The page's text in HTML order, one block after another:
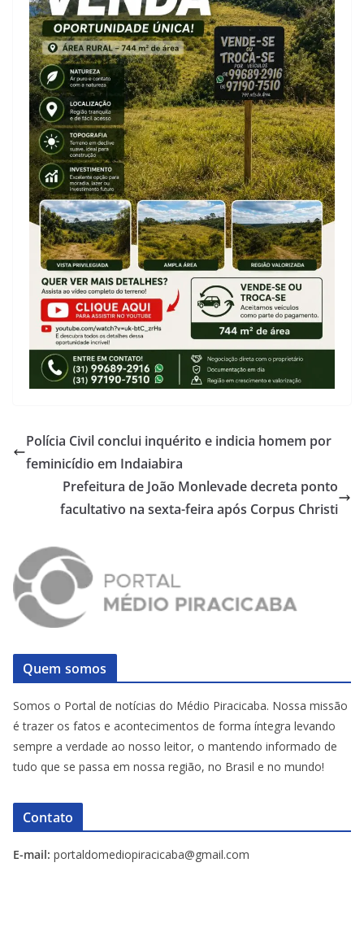
Polícia Civil conclui inquérito e indicia homem por
feminicídio em Indaiabira
Prefeitura de João Monlevade decreta ponto
facultativo na sexta-feira após Corpus Christi
Quem somos
Somos o Portal de notícias do Médio Piracicaba. Nossa missão
é trazer os fatos e acontecimentos de forma íntegra levando
sempre a verdade ao nosso leitor, o mantendo informado de
tudo que se passa em nossa região, no Brasil e no mundo!
Contato
E-mail: portaldomediopiracicaba@gmail.com